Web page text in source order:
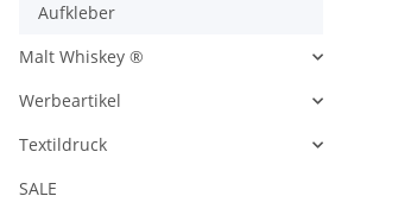
Aufkleber
Malt Whiskey ®
Werbeartikel
Textildruck
SALE